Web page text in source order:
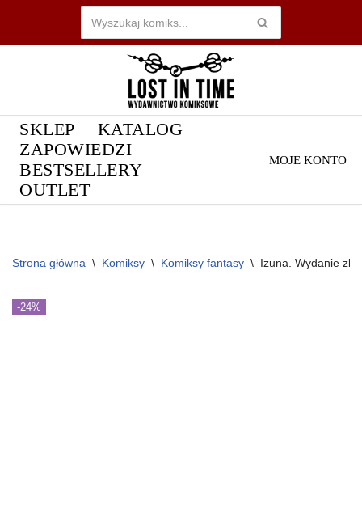
Przejdź
SKLEP
KATALOG
ZAPOWIEDZI
BESTSELLERY
OUTLET
MOJE KONTO
Strona główna \ Komiksy \ Komiksy fantasy \ Izuna. Wydanie
-24%